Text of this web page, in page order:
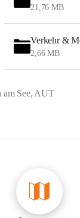
21,76 MB
Verkehr &
2,66 MB
am See, AUT